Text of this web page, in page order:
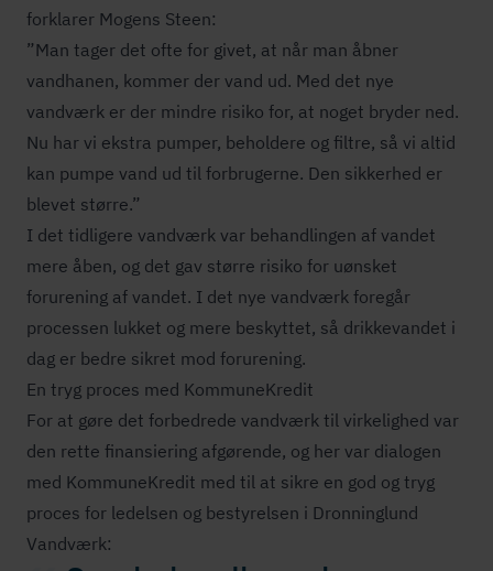
forklarer Mogens Steen:
”Man tager det ofte for givet, at når man åbner
vandhanen, kommer der vand ud. Med det nye
vandværk er der mindre risiko for, at noget bryder ned.
Nu har vi ekstra pumper, beholdere og filtre, så vi altid
kan pumpe vand ud til forbrugerne. Den sikkerhed er
blevet større.”
I det tidligere vandværk var behandlingen af vandet
mere åben, og det gav større risiko for uønsket
forurening af vandet. I det nye vandværk foregår
processen lukket og mere beskyttet, så drikkevandet i
dag er bedre sikret mod forurening.
En tryg proces med KommuneKredit
For at gøre det forbedrede vandværk til virkelighed var
den rette finansiering afgørende, og her var dialogen
med KommuneKredit med til at sikre en god og tryg
proces for ledelsen og bestyrelsen i Dronninglund
Vandværk: